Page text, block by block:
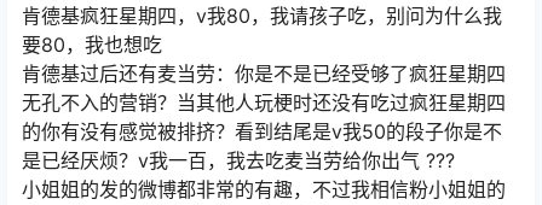
肯德基疯狂星期四，v我80，我请孩子吃，别问为什么我
要80，我也想吃
肯德基过后还有麦当劳：你是不是已经受够了疯狂星期四
无孔不入的营销？当其他人玩梗时还没有吃过疯狂星期四
的你有没有感觉被排挤？看到结尾是v我50的段子你是不
是已经厌烦？v我一百，我去吃麦当劳给你出气 ???
小姐姐的发的微博都非常的有趣，不过我相信粉小姐姐的